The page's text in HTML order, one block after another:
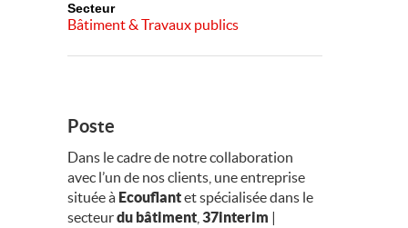
Secteur
Bâtiment & Travaux publics
Poste
Dans le cadre de notre collaboration
avec l’un de nos clients, une entreprise
située à Ecouflantet spécialisée dans le
secteurdu bâtiment 37interim |